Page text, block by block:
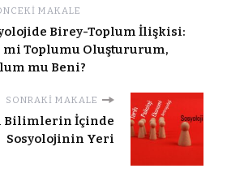
MAKALE
Birey-Toplum İlişkisi:
mi Toplumu Oluştururum,
mu Beni?
SONRAKI MAKALE
Bilimlerin İçinde
Sosyolojinin Yeri